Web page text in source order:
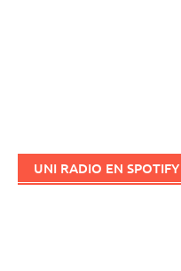
UNI RADIO EN SPOTIFY